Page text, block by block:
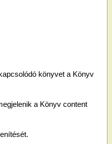
könyvet a Könyv
a Könyv content